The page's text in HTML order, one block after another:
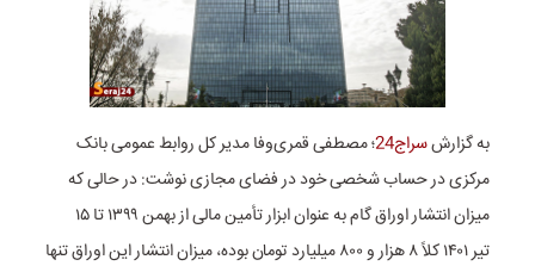
به گزارشسراج24
؛ مصطفی قمری‌وفا مدیر کل روابط عمومی بانک
مرکزی در حساب شخصی خود در فضای مجازی نوشت: در حالی که
میزان انتشار اوراق گام به عنوان ابزار تأمین مالی از بهمن
تا ۱۵
تیر۱۴۰۱
کلاً ۸ هزار و ۸۰۰ میلیارد تومان بوده، میزان انتشار این اوراق تنها